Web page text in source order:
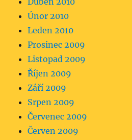
Únor 2010
Leden 2010
Prosinec 2009
Listopad 2009
Říjen 2009
Září 2009
Srpen 2009
Červenec 2009
Červen 2009